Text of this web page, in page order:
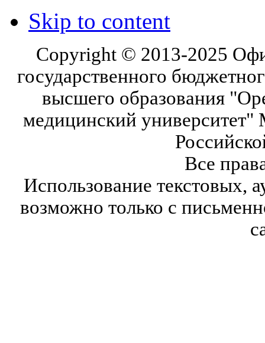
Skip to content
Copyright © 2013-2025
государственного
высшего образования
медицинский университет"
Все
Использование текстовых,
возможно только с